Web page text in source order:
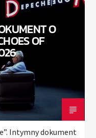
O
OF
Intymny dokument